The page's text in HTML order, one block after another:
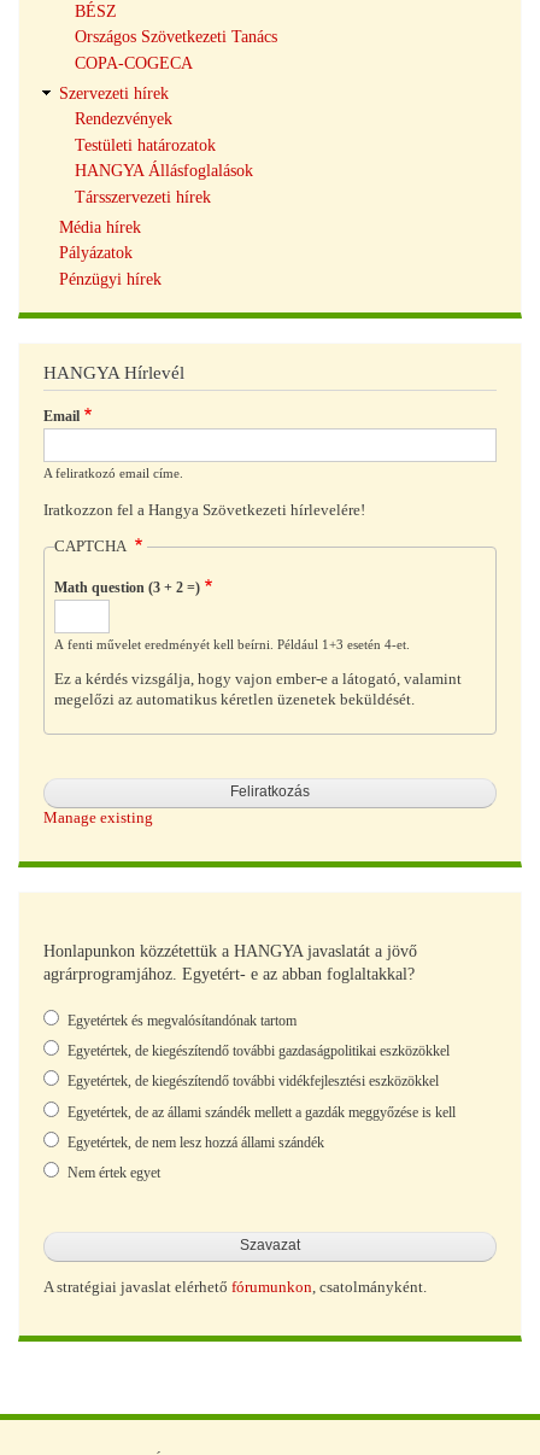
BÉSZ
Országos Szövetkezeti Tanács
COPA-COGECA
Szervezeti hírek
Rendezvények
Testületi határozatok
HANGYA Állásfoglalások
Társszervezeti hírek
Média hírek
Pályázatok
Pénzügyi hírek
HANGYA Hírlevél
Email
A feliratkozó email címe.
Iratkozzon fel a Hangya Szövetkezeti hírlevelére!
CAPTCHA
Math question (3 + 2 =)
A fenti művelet eredményét kell beírni. Például 1+3 esetén 4-et.
Ez a kérdés vizsgálja, hogy vajon ember-e a látogató, valamint
megelőzi az automatikus kéretlen üzenetek beküldését.
Manage existing
Honlapunkon közzétettük a HANGYA javaslatát a jövő
agrárprogramjához. Egyetért- e az abban foglaltakkal?
Választások
Egyetértek és megvalósítandónak tartom
Egyetértek, de kiegészítendő további gazdaságpolitikai eszközökkel
Egyetértek, de kiegészítendő további vidékfejlesztési eszközökkel
Egyetértek, de az állami szándék mellett a gazdák meggyőzése is kell
Egyetértek, de nem lesz hozzá állami szándék
Nem értek egyet
A stratégiai javaslat elérhető fórumunkon, csatolmányként.